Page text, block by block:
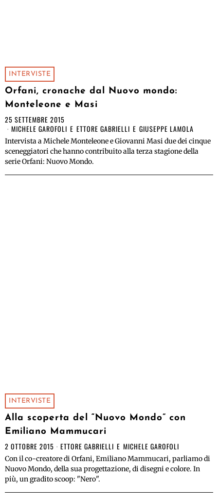
INTERVISTE
Orfani, cronache dal Nuovo mondo:
Monteleone e Masi
25 SETTEMBRE 2015
MICHELE GAROFOLI E ETTORE GABRIELLI E GIUSEPPE LAMOLA
Intervista a Michele Monteleone e Giovanni Masi due dei cinque
sceneggiatori che hanno contribuito alla terza stagione della
serie Orfani: Nuovo Mondo.
INTERVISTE
Alla scoperta del “Nuovo Mondo” con
Emiliano Mammucari
2 OTTOBRE 2015 ETTORE GABRIELLI E MICHELE GAROFOLI
Con il co-creatore di Orfani, Emiliano Mammucari, parliamo di
Nuovo Mondo, della sua progettazione, di disegni e colore. In
più, un gradito scoop: "Nero".